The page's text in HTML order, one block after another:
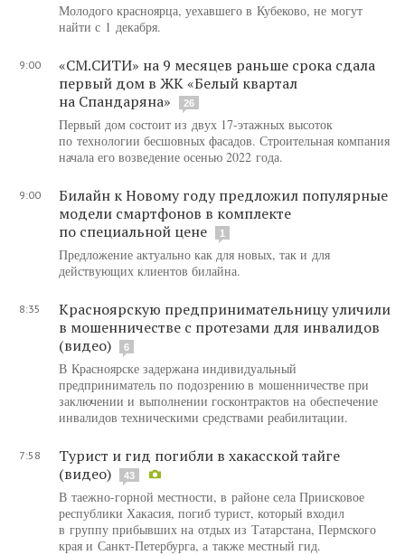
Молодого красноярца, уехавшего в Кубеково, не могут
найти с 1 декабря.
9:00
«СМ.СИТИ» на 9 месяцев раньше срока сдала
первый дом в ЖК «Белый квартал
на Спандаряна»
26
Первый дом состоит из двух 17-этажных высоток
по технологии бесшовных фасадов. Строительная компания
начала его возведение осенью 2022 года.
9:00
Билайн к Новому году предложил популярные
модели смартфонов в комплекте
по специальной цене
1
Предложение актуально как для новых, так и для
действующих клиентов билайна.
8:35
Красноярскую предпринимательницу уличили
в мошенничестве с протезами для инвалидов
(видео)
6
В Красноярске задержана индивидуальный
предприниматель по подозрению в мошенничестве при
заключении и выполнении госконтрактов на обеспечение
инвалидов техническими средствами реабилитации.
7:58
Турист и гид погибли в хакасской тайге
(видео)
43
В таежно-горной местности, в районе села Приисковое
республики Хакасия, погиб турист, который входил
в группу прибывших на отдых из Татарстана, Пермского
края и Санкт-Петербурга, а также местный гид.